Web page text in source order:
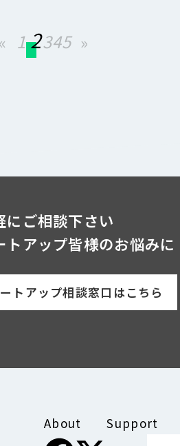
« 1 2345 »
にご相談下さい
トアップ皆様のお悩みに
トアップ相談窓口はこちら
About Support